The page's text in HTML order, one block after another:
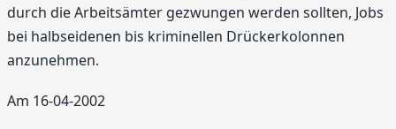
durch die Arbeitsämter gezwungen werden sollten, Jobs
bei halbseidenen bis kriminellen Drückerkolonnen
anzunehmen.
Am 16-04-2002